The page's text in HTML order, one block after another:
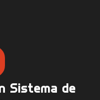
Sistema de